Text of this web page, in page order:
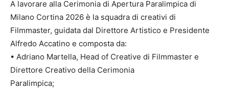
A lavorare alla Cerimonia di Apertura Paralimpica di
Milano Cortina 2026 è la squadra di creativi di
Filmmaster, guidata dal Direttore Artistico e Presidente
Alfredo Accatino e composta da:
• Adriano Martella, Head of Creative di Filmmaster e
Direttore Creativo della Cerimonia
Paralimpica;